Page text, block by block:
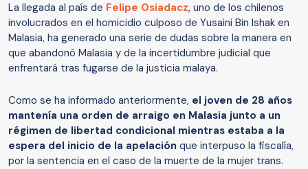
La llegada al país de Felipe Osiadacz, uno de los chilenos
involucrados en el homicidio culposo de Yusaini Bin Ishak en
Malasia, ha generado una serie de dudas sobre la manera en
que abandonó Malasia y de la incertidumbre judicial que
enfrentará tras fugarse de la justicia malaya.
Como se ha informado anteriormente, el joven de 28 años
mantenía una orden de arraigo en Malasia junto a un
régimen de libertad condicional mientras estaba a la
espera del inicio de la apelación que interpuso la fiscalía,
por la sentencia en el caso de la muerte de la mujer trans.